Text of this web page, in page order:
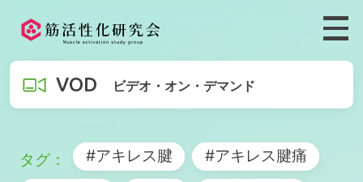
VOD ビデオ・オン・デマンド
#アキレス腱
#アキレス腱痛